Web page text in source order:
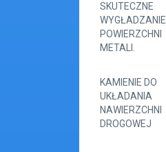
SKUTECZNE
WYGŁADZANIE
POWIERZCHNI
METALI.
KAMIENIE DO
UKŁADANIA
NAWIERZCHNI
DROGOWEJ